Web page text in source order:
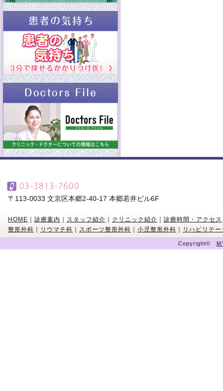
〒113-0033 文京区本郷2-40-17 本郷若井ビル6F
HOME 診療案内 スタッフ紹介 クリニック紹介 診療時間・アクセス
整形外科
リウマチ科 スポーツ整形外科 小児整形外科 リハビリテ
Copyright©